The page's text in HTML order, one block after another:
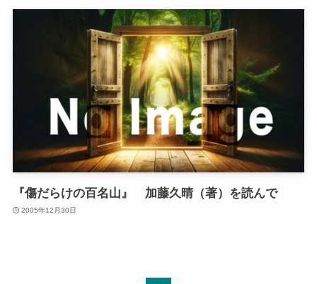
『傷だらけの百名山』 加藤久晴（著）を読んで
2005年12月30日